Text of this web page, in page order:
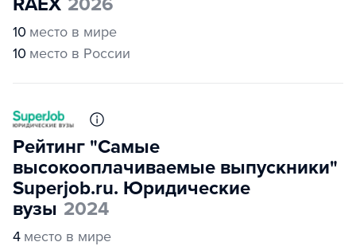
10 место в мире
10 место в России
Рейтинг "Самые
высокооплачиваемые выпускники"
Superjob.ru. Юридические
вузы 2024
4 место в мире